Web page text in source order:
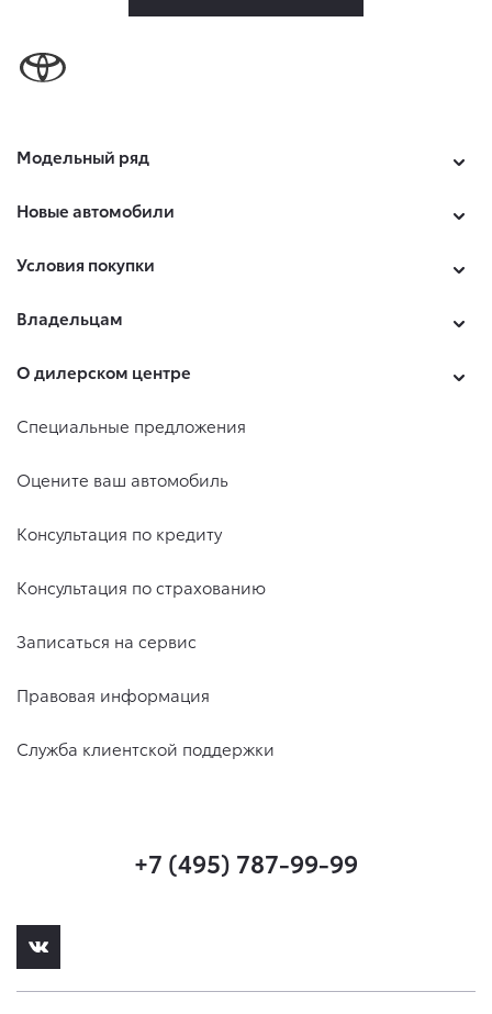
Модельный ряд
Новые автомобили
Условия покупки
Владельцам
О дилерском центре
Специальные предложения
Оцените ваш автомобиль
Консультация по кредиту
Консультация по страхованию
Записаться на сервис
Правовая информация
Служба клиентской поддержки
+7 (495) 787-99-99